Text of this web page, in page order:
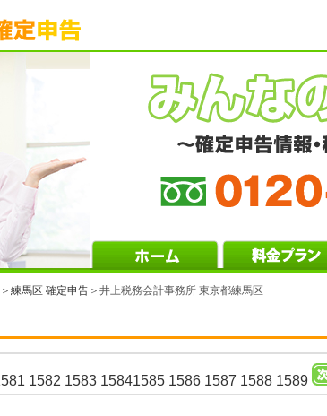
＞ 練馬区 確定申告 ＞井上税務会計事務所 東京都練馬区
1582 1583 15841585 1586 1587 1588 1589